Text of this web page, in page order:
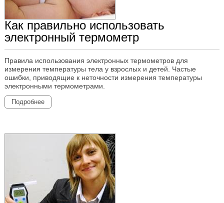
Как правильно использовать
электронный термометр
Правила использования электронных термометров для
измерения температуры тела у взрослых и детей. Частые
ошибки, приводящие к неточности измерения температуры
электронными термометрами.
Подробнее